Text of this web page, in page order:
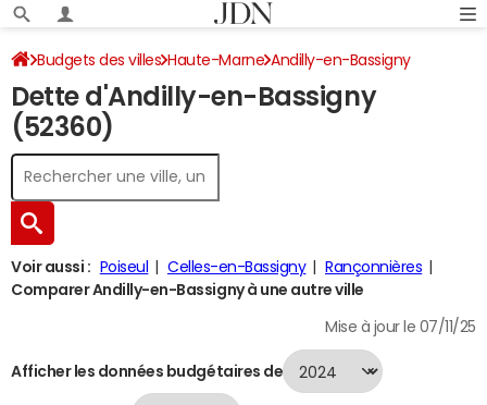
Budgets des villes Haute-Marne Andilly-en-Bassigny
Dette au 31/12/2024
Dette d'Andilly-en-Bassigny
(52360)
Voir aussi : Poiseul Celles-en-Bassigny
Rançonnières
Comparer Andilly-en-Bassigny à une autre ville
Mise à jour le 07/11/25
Afficher les données budgétaires de